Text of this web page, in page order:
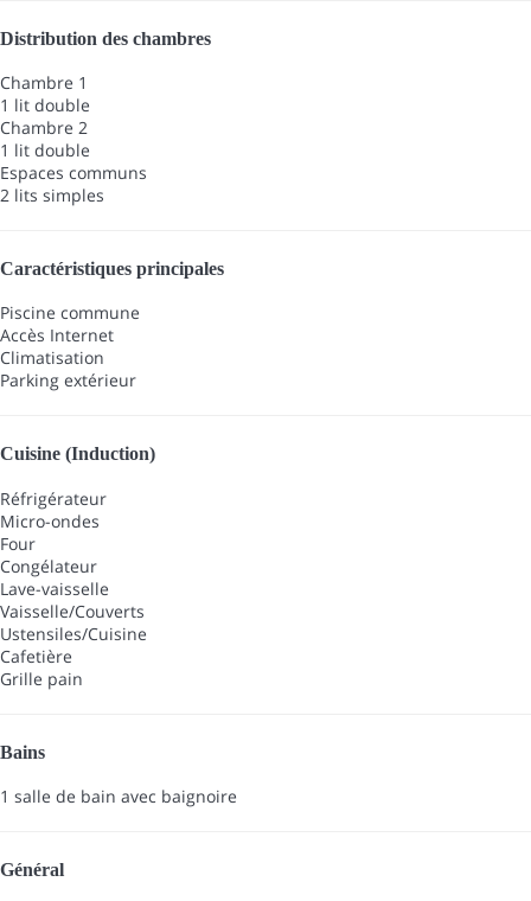
Distribution des chambres
Chambre 1
1 lit double
Chambre 2
1 lit double
Espaces communs
2 lits simples
Caractéristiques principales
Piscine commune
Accès Internet
Climatisation
Parking extérieur
Cuisine (Induction)
Réfrigérateur
Micro-ondes
Four
Congélateur
Lave-vaisselle
Vaisselle/Couverts
Ustensiles/Cuisine
Cafetière
Grille pain
Bains
1 salle de bain avec baignoire
Général